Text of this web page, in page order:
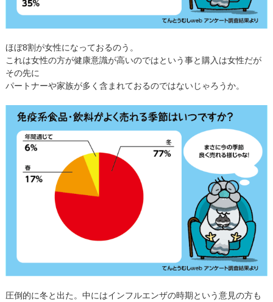
ほぼ8割が女性になっておるのう。
これは女性の方が健康意識が高いのではという事と購入は女性だが
その先に
パートナーや家族が多く含まれておるのではないじゃろうか。
圧倒的に冬と出た。中にはインフルエンザの時期という意見の方も